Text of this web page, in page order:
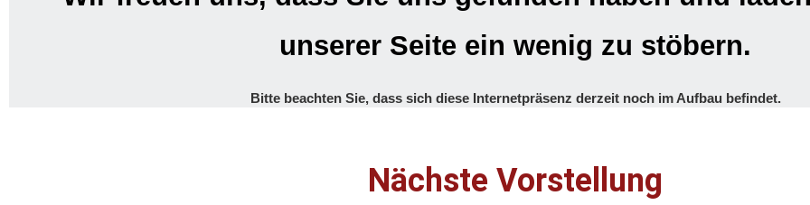
unserer Seite ein wenig zu stöbern.
Bitte beachten Sie, dass sich diese Internetpräsenz derzeit noch im Aufbau befindet.
Nächste Vorstellung